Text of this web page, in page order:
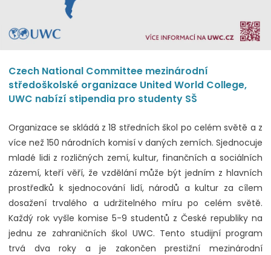
Czech National Committee mezinárodní
středoškolské organizace United World College,
UWC nabízí stipendia pro studenty SŠ
Organizace se skládá z 18 středních škol po celém světě a z
více než 150 národních komisí v daných zemích. Sjednocuje
mladé lidi z rozličných zemí, kultur, finančních a sociálních
zázemí, kteří věří, že vzdělání může být jedním z hlavních
prostředků k sjednocování lidí, národů a kultur za cílem
dosažení trvalého a udržitelného míru po celém světě.
Každý rok vyšle komise 5-9 studentů z České republiky na
jednu ze zahraničních škol UWC. Tento studijní program
trvá dva roky a je zakončen prestižní mezinárodní